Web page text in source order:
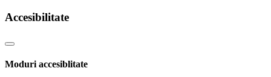
Accesibilitate
Moduri accesiblitate